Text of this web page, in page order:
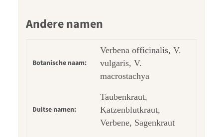
Andere namen
Botanische naam:
Verbena officinalis, V.
vulgaris, V.
macrostachya
Duitse namen:
Taubenkraut,
Katzenblutkraut,
Verbene, Sagenkraut